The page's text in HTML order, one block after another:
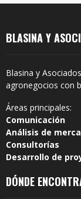
BLASINA Y
Blasina y
agronegocios con
Áreas principales:
Comunicación
Análisis de
Consultorías
Desarrollo de
DÓNDE